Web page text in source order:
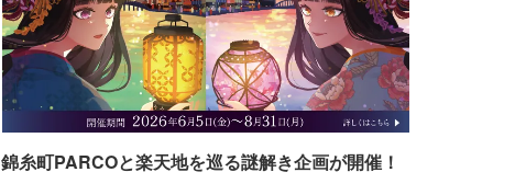
錦糸町PARCOと楽天地を巡る謎解き企画が開催！